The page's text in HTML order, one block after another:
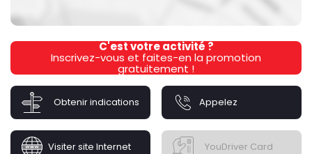
C'est votre activité ?
Inscrivez-vous et faites-en la promotion
gratuitement !
Obtenir indications Appelez
Visiter site Internet YouDriver Card